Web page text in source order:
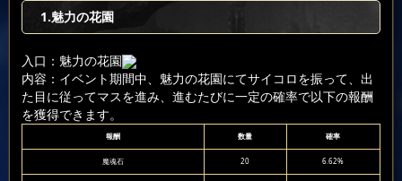
1.魅力の花園
入口：魅力の花園
内容：イベント期間中、魅力の花園にてサイコロを振って、出
た目に従ってマスを進み、進むたびに一定の確率で以下の報酬
を獲得できます。
報酬 数量 確率
魔魂石 20 6.62%